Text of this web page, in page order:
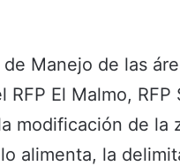
Manejo de las
El Malmo, RFP
modificación de la
alimenta, la